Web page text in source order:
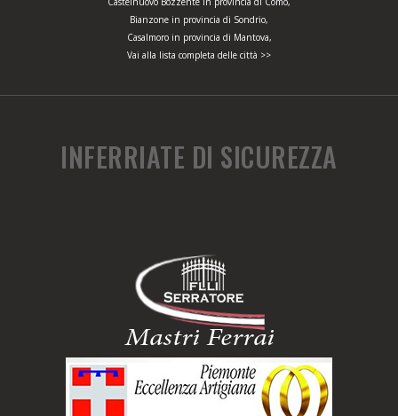
Bianzone in provincia di Sondrio,
Casalmoro in provincia di Mantova,
Vai alla lista completa delle città >>
INFERRIATE DI SICUREZZA